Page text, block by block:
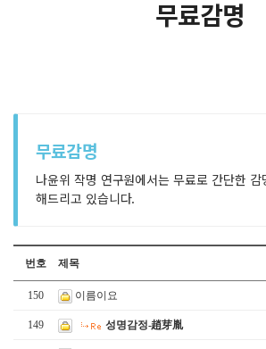
무료감명
무료감명
나윤위 작명 연구원에서는 무료로 간단한 감
해드리고 있습니다.
번호 제목
150 이름이요
149 성명감정-趙芽胤